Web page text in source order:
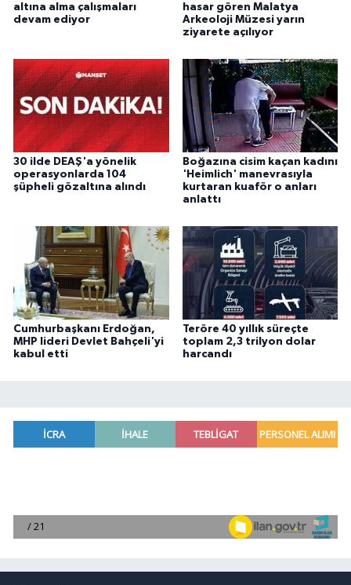
altına alma çalışmaları
devam ediyor
hasar gören Malatya
Arkeoloji Müzesi yarın
ziyarete açılıyor
30 ilde DEAŞ'a yönelik
operasyonlarda 104
şüpheli gözaltına alındı
Boğazına cisim kaçan kadını
'Heimlich' manevrasıyla
kurtaran kuaför o anları
anlattı
Cumhurbaşkanı Erdoğan,
MHP lideri Devlet Bahçeli'yi
kabul etti
Teröre 40 yıllık süreçte
toplam 2,3 trilyon dolar
harcandı